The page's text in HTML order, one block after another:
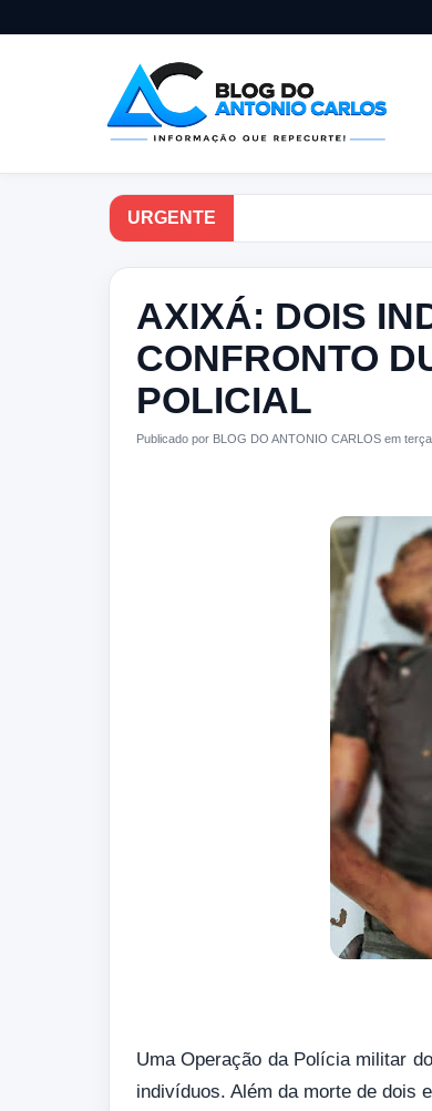
URGENTE
AXIXÁ: DOIS
CONFRONTO
POLICIAL
Publicado por BLOG DO ANTONIO CARLOS em
Uma Operação da Polícia militar
indivíduos. Além da morte de dois